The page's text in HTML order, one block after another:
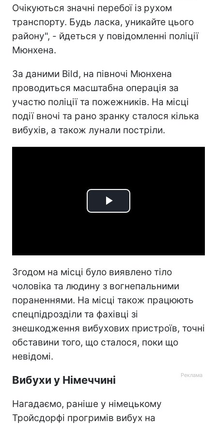
Очікуються значні перебої із рухом
транспорту. Будь ласка, уникайте цього
району", - йдеться у повідомленні поліції
Мюнхена.
За даними Bild, на півночі Мюнхена
проводиться масштабна операція за
участю поліції та пожежників. На місці
події вночі та рано зранку сталося кілька
вибухів, а також лунали постріли.
Play
Згодом на місці було виявлено тіло
чоловіка та людину з вогнепальними
пораненнями. На місці також працюють
спецпідрозділи та фахівці зі
знешкодження вибухових пристроїв, точні
обставини того, що сталося, поки що
невідомі.
Вибухи у Німеччині
Нагадаємо, раніше у німецькому
Тройсдорфі прогримів вибух на